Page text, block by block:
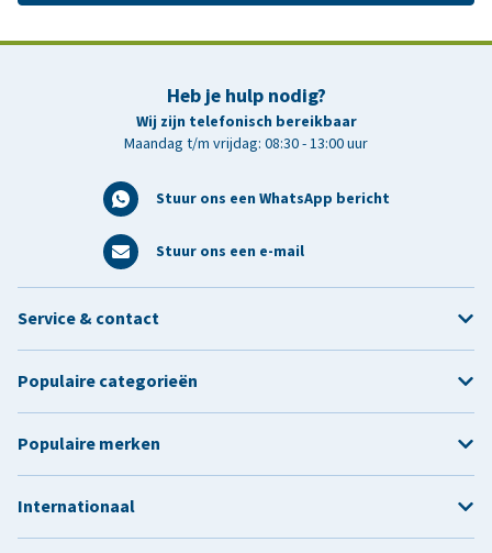
Heb je hulp nodig?
Wij zijn telefonisch bereikbaar
Maandag t/m vrijdag: 08:30 - 13:00 uur
Stuur ons een WhatsApp bericht
Stuur ons een e-mail
Service & contact
Populaire categorieën
Populaire merken
Internationaal